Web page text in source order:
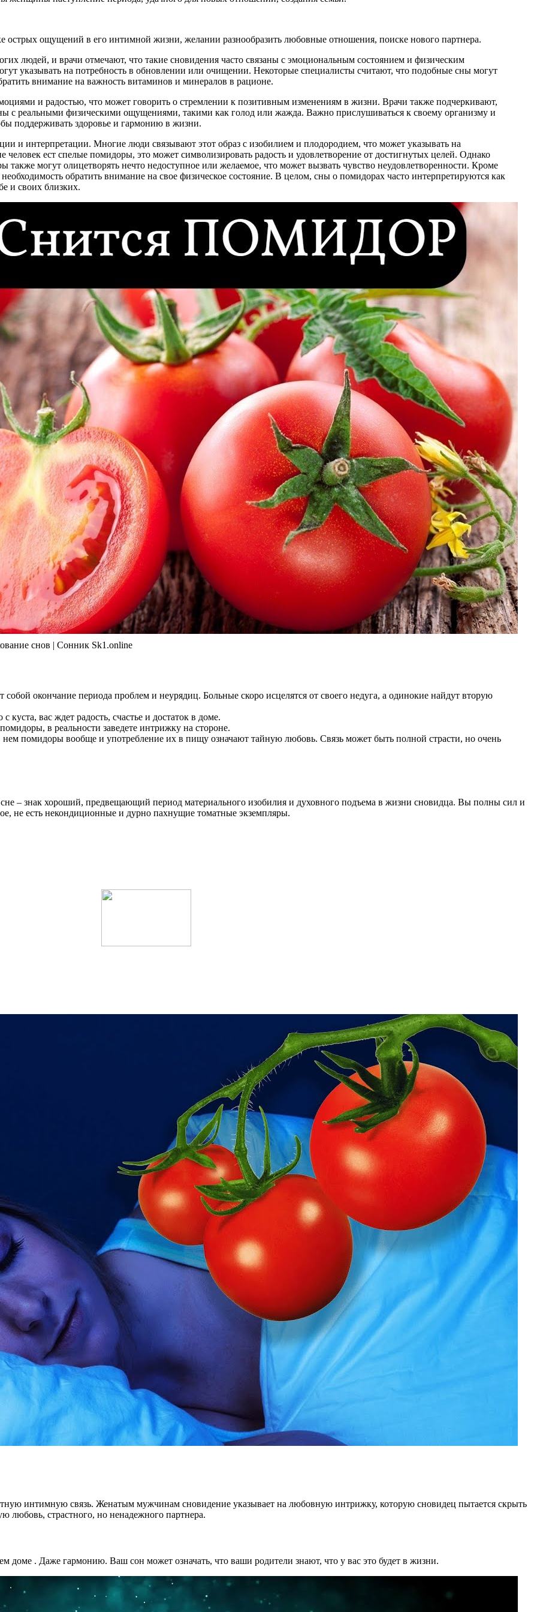
острых ощущений в его интимной жизни, желании разнообразить любовные отношения, поиске нового партнера.
людей, и врачи отмечают, что такие сновидения часто связаны с эмоциональным состоянием и физическим
указывать на потребность в обновлении или очищении. Некоторые специалисты считают, что подобные сны могут
внимание на важность витаминов и минералов в рационе.
и радостью, что может говорить о стремлении к позитивным изменениям в жизни. Врачи также подчеркивают,
с реальными физическими ощущениями, такими как голод или жажда. Важно прислушиваться к своему организму и
поддерживать здоровье и гармонию в жизни.
и интерпретации. Многие люди связывают этот образ с изобилием и плодородием, что может указывать на
ест спелые помидоры, это может символизировать радость и удовлетворение от достигнутых целей. Однако
также могут олицетворять нечто недоступное или желаемое, что может вызвать чувство неудовлетворенности. Кроме
обратить внимание на свое физическое состояние. В целом, сны о помидорах часто интерпретируются как
и своих близких.
снов | Сонник Sk1.online
собой окончание периода проблем и неурядиц. Больные скоро исцелятся от своего недуга, а одинокие найдут вторую
куста, вас ждет радость, счастье и достаток в доме.
в реальности заведете интрижку на стороне.
нем помидоры вообще и употребление их в пищу означают тайную любовь. Связь может быть полной страсти, но очень
– знак хороший, предвещающий период материального изобилия и духовного подъема в жизни сновидца. Вы полны сил и
не есть некондиционные и дурно пахнущие томатные экземпляры.
интимную связь. Женатым мужчинам сновидение указывает на любовную интрижку, которую сновидец пытается скрыть
страстного, но ненадежного партнера.
доме . Даже гармонию. Ваш сон может означать, что ваши родители знают, что у вас это будет в жизни.